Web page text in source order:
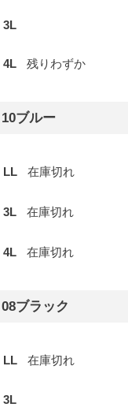
3L
4L 残りわずか
10ブルー
LL 在庫切れ
3L 在庫切れ
4L 在庫切れ
08ブラック
LL 在庫切れ
3L